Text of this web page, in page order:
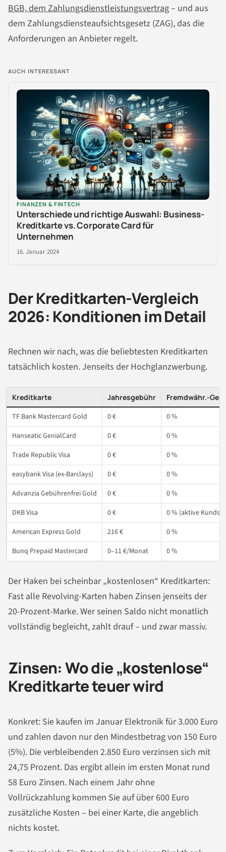
BGB, dem Zahlungsdienstleistungsvertrag– und aus
dem Zahlungsdiensteaufsichtsgesetz (ZAG), das die
Anforderungen an Anbieter regelt.
AUCH INTERESSANT
FINANZEN & FINTECH
Unterschiede und richtige Auswahl: Business-
Kreditkarte vs. Corporate Card für
Unternehmen
16. Januar 2024
Der Kreditkarten-Vergleich
2026: Konditionen im Detail
Rechnen wir nach, was die beliebtesten Kreditkarten
tatsächlich kosten. Jenseits der Hochglanzwerbung.
Kreditkarte Jahresgebühr Fremdwähr.-
TF Bank Mastercard Gold 0 €
0 %
Hanseatic GenialCard
0 €
0 %
Trade Republic Visa
0 €
0 %
easybank Visa (ex-Barclays)
0 €
0 %
Advanzia Gebührenfrei Gold
0 €
0 %
DKB Visa
0 €
0 % (aktive
American Express Gold
216 €
0 %
Bunq Prepaid Mastercard
0–11 €/Monat 0 %
Der Haken bei scheinbar „kostenlosen“ Kreditkarten:
Fast alle Revolving-Karten haben Zinsen jenseits der
20-Prozent-Marke. Wer seinen Saldo nicht monatlich
vollständig begleicht, zahlt drauf – und zwar massiv.
Zinsen: Wo die „kostenlose“
Kreditkarte teuer wird
Konkret: Sie kaufen im Januar Elektronik für 3.000 Euro
und zahlen davon nur den Mindestbetrag von 150 Euro
(5%). Die verbleibenden 2.850 Euro verzinsen sich mit
24,75 Prozent. Das ergibt allein im ersten Monat rund
58 Euro Zinsen. Nach einem Jahr ohne
Vollrückzahlung kommen Sie auf über 600 Euro
zusätzliche Kosten – bei einer Karte, die angeblich
nichts kostet.